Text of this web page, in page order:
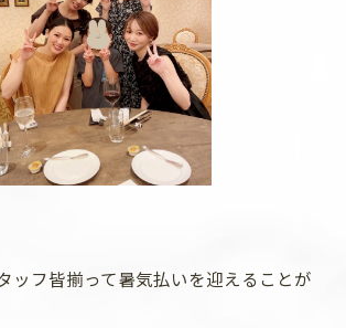
ッフ皆揃って暑気払いを迎えることが